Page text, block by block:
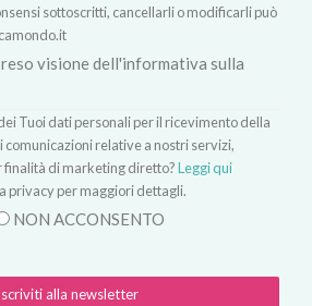
sottoscritti, cancellarli o modificarli può
visione dell'informativa sulla
Tuoi dati personali per il ricevimento della
relative a nostri servizi,
di marketing diretto?Leggi qui
privacy per maggiori dettagli.
NON ACCONSENTO
alla newsletter